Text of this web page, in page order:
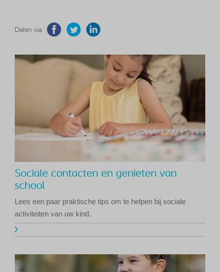
Delen via
Sociale contacten en genieten van
school
Lees een paar praktische tips om te helpen bij sociale
activiteiten van uw kind.